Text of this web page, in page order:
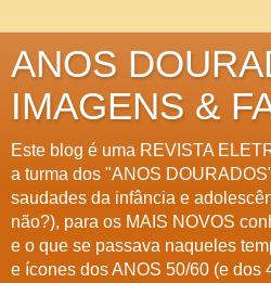
ANOS
IMAGENS &
Este blog é uma REVISTA
a turma dos "ANOS
saudades da infância e
não?), para os MAIS NOVOS
e o que se passava naqueles
e ícones dos ANOS 50/60 (e dos